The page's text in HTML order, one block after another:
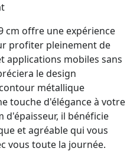
cm offre une expérience
profiter pleinement de
applications mobiles sans
le design
métallique
touche d'élégance à votre
d'épaisseur, il bénéficie
et agréable qui vous
vous toute la journée.